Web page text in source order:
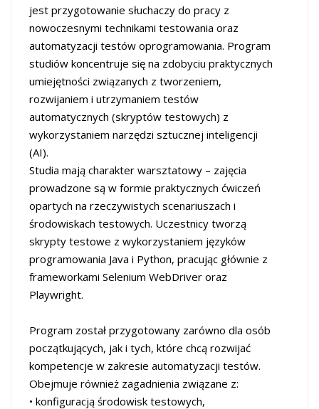
jest przygotowanie słuchaczy do pracy z
nowoczesnymi technikami testowania oraz
automatyzacji testów oprogramowania. Program
studiów koncentruje się na zdobyciu praktycznych
umiejętności związanych z tworzeniem,
rozwijaniem i utrzymaniem testów
automatycznych (skryptów testowych) z
wykorzystaniem narzędzi sztucznej inteligencji
(AI).
Studia mają charakter warsztatowy – zajęcia
prowadzone są w formie praktycznych ćwiczeń
opartych na rzeczywistych scenariuszach i
środowiskach testowych. Uczestnicy tworzą
skrypty testowe z wykorzystaniem języków
programowania Java i Python, pracując głównie z
frameworkami Selenium WebDriver oraz
Playwright.
Program został przygotowany zarówno dla osób
początkujących, jak i tych, które chcą rozwijać
kompetencje w zakresie automatyzacji testów.
Obejmuje również zagadnienia związane z:
• konfiguracją środowisk testowych,